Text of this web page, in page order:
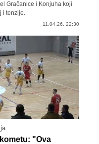
Gračanice i Konjuha koji
i tenzije.
11.04.26. 22:30
"Ova